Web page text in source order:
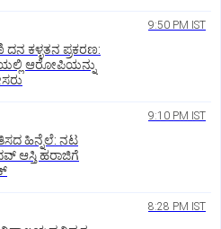
9:50 PM IST
ಕಳ್ಳತನ ಪ್ರಕರಣ:
ಆರೋಪಿಯನ್ನು
9:10 PM IST
ಹಿನ್ನೆಲೆ: ನಟ
ಆಸ್ತಿ ಹರಾಜಿಗೆ
8:28 PM IST